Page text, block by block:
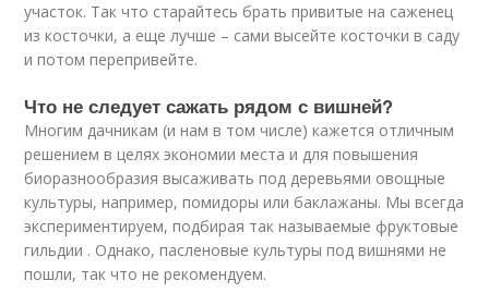
участок. Так что старайтесь брать привитые на саженец
из косточки, а еще лучше – сами высейте косточки в саду
и потом перепривейте.
Что не следует сажать рядом с вишней?
Многим дачникам (и нам в том числе) кажется отличным
решением в целях экономии места и для повышения
биоразнообразия высаживать под деревьями овощные
культуры, например, помидоры или баклажаны. Мы всегда
экспериментируем, подбирая так называемые фруктовые
гильдии . Однако, пасленовые культуры под вишнями не
пошли, так что не рекомендуем.